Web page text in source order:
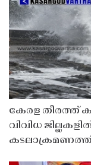
കേരള തീരത്ത്
വിവിധ